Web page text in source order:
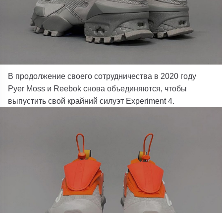
В продолжение своего сотрудничества в 2020 году
Pyer Moss и Reebok снова объединяются, чтобы
выпустить свой крайний силуэт Experiment 4.